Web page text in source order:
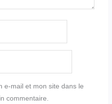
e-mail et mon site dans le
commentaire.